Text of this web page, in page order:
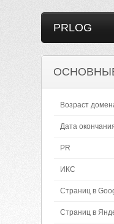
PRLOG
Возраст
Дата
PR
ИКС
Страниц в
Страниц в